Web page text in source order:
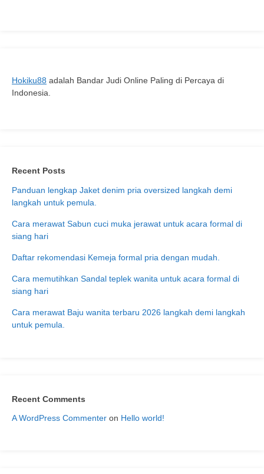
Hokiku88 adalah Bandar Judi Online Paling di Percaya di
Indonesia.
Recent Posts
Panduan lengkap Jaket denim pria oversized langkah demi
langkah untuk pemula.
Cara merawat Sabun cuci muka jerawat untuk acara formal di
siang hari
Daftar rekomendasi Kemeja formal pria dengan mudah.
Cara memutihkan Sandal teplek wanita untuk acara formal di
siang hari
Cara merawat Baju wanita terbaru 2026 langkah demi langkah
untuk pemula.
Recent Comments
A WordPress Commenter on Hello world!